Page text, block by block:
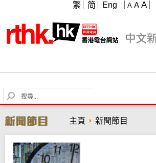
A A A
繁 简 Eng
S
e
r
c
h
主頁 新聞節目